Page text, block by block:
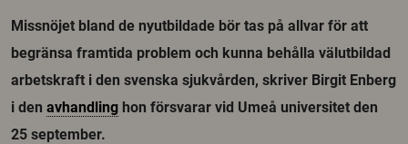
Missnöjet bland de nyutbildade bör tas på allvar för att
begränsa framtida problem och kunna behålla välutbildad
arbetskraft i den svenska sjukvården, skriver Birgit Enberg
i den avhandling hon försvarar vid Umeå universitet den
25 september.